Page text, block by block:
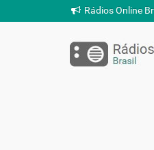
Rádios Online